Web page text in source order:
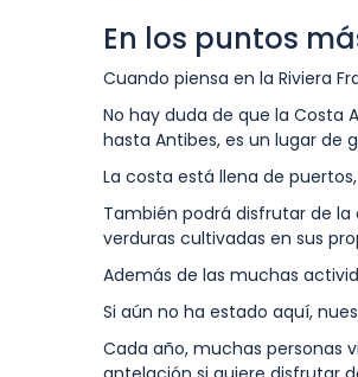
En los puntos
Cuando piensa en la Riviera
No hay duda de que la Costa
hasta Antibes, es un lugar de
La costa está llena de
También podrá disfrutar de
verduras cultivadas en sus
Además de las muchas
Si aún no ha estado aquí,
Cada año, muchas personas